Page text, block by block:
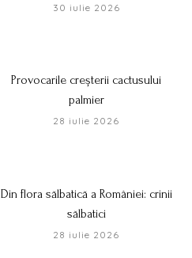
30 iulie 2026
Provocarile creșterii cactusului
palmier
28 iulie 2026
Din flora sălbatică a României: crinii
sălbatici
28 iulie 2026